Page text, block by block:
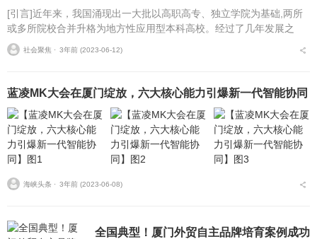
[引言]近年来，我国涌现出一大批以高职高专、独立学院为基础,两所
或多所院校合并升格为地方性应用型本科高校。经过了几年发展之
后，这些本科高等院校累计为社会输送了几万、甚至几十万名应用型
人才，为社会做出了...
社会聚焦 ⋅ 3年前 (2023-06-12)
蓝凌MK大会在厦门绽放，六大核心能力引爆新一代智能协同
海峡头条 ⋅ 3年前 (2023-06-08)
全国典型！厦门外贸自主品牌培育案例成功